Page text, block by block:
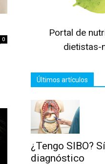
0
Portal de
dietistas-
Últimos artículos
¿Tengo SIBO?
diagnóstico